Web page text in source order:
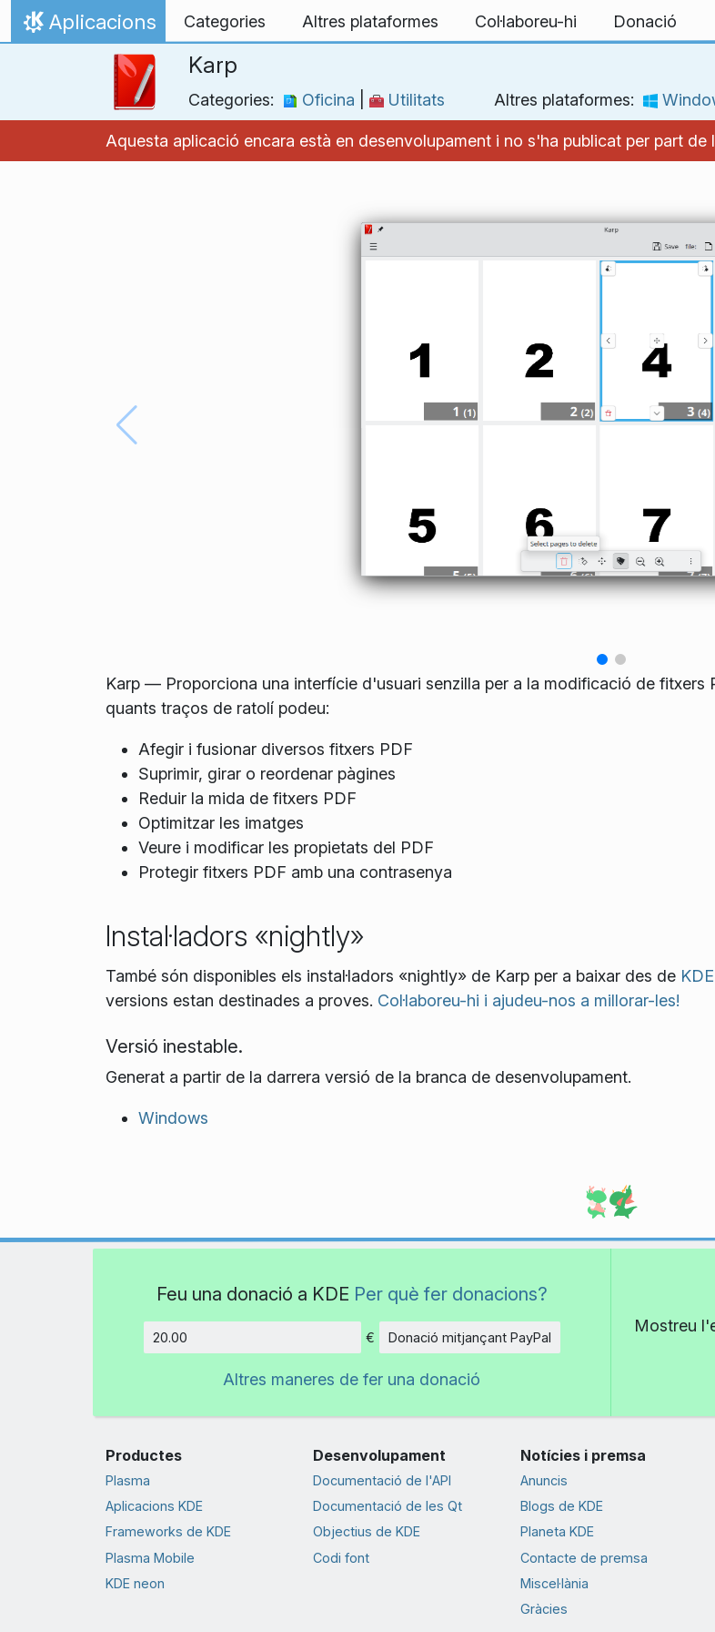
Salta al contingut
Inici
Aplicacions Categories Altres plataformes Col·laboreu-hi Donació
Karp
Categories: Oficina Utilitats Altres plataformes:
Aquesta aplicació encara està en desenvolupament i no s'ha publicat per part de
Karp — Proporciona una interfície d'usuari senzilla per a la modificació de fitxers
quants traços de ratolí podeu:
Afegir i fusionar diversos fitxers PDF
Suprimir, girar o reordenar pàgines
Reduir la mida de fitxers PDF
Optimitzar les imatges
Veure i modificar les propietats del PDF
Protegir fitxers PDF amb una contrasenya
Instal·ladors «nightly»
També són disponibles els instal·ladors «nightly» de Karp per a baixar des de
versions estan destinades a proves. Col·laboreu-hi i ajudeu-nos a millorar-les!
Versió inestable.
Generat a partir de la darrera versió de la branca de desenvolupament.
Windows
Feu una donació a KDE Per què fer donacions?
Import
€ Donació mitjançant PayPal
Altres maneres de fer una donació
Mostreu
Productes
Plasma
Aplicacions KDE
Frameworks de KDE
Plasma Mobile
KDE neon
Desenvolupament
Documentació de l'API
Documentació de les Qt
Objectius de KDE
Codi font
Notícies i premsa
Anuncis
Blogs de KDE
Planeta KDE
Contacte de premsa
Miscel·lània
Gràcies